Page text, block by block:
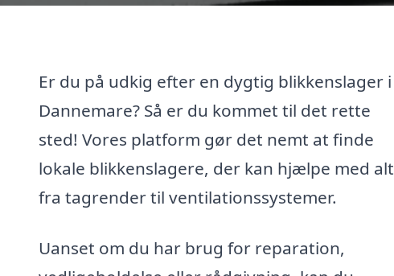
Er du på udkig efter en dygtig blikkenslager i
Dannemare? Så er du kommet til det rette
sted! Vores platform gør det nemt at finde
lokale blikkenslagere, der kan hjælpe med alt
fra tagrender til ventilationssystemer.
Uanset om du har brug for reparation,